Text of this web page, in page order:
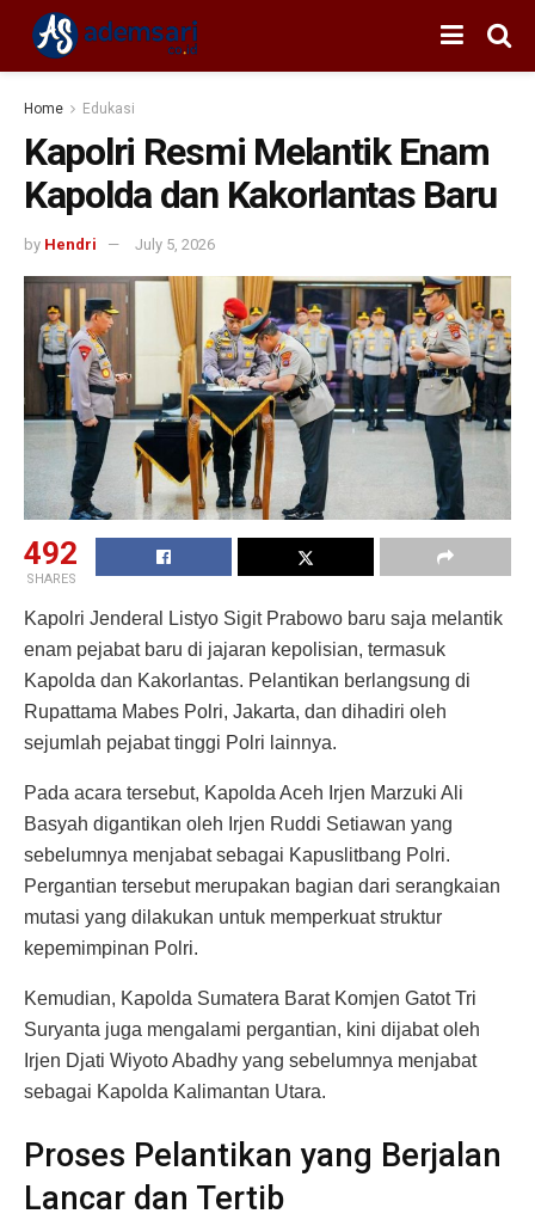
Home Edukasi
Kapolri Resmi Melantik Enam
Kapolda dan Kakorlantas Baru
by Hendri July 5, 2026
492
SHARES
Kapolri Jenderal Listyo Sigit Prabowo baru saja melantik
enam pejabat baru di jajaran kepolisian, termasuk
Kapolda dan Kakorlantas. Pelantikan berlangsung di
Rupattama Mabes Polri, Jakarta, dan dihadiri oleh
sejumlah pejabat tinggi Polri lainnya.
Pada acara tersebut, Kapolda Aceh Irjen Marzuki Ali
Basyah digantikan oleh Irjen Ruddi Setiawan yang
sebelumnya menjabat sebagai Kapuslitbang Polri.
Pergantian tersebut merupakan bagian dari serangkaian
mutasi yang dilakukan untuk memperkuat struktur
kepemimpinan Polri.
Kemudian, Kapolda Sumatera Barat Komjen Gatot Tri
Suryanta juga mengalami pergantian, kini dijabat oleh
Irjen Djati Wiyoto Abadhy yang sebelumnya menjabat
sebagai Kapolda Kalimantan Utara.
Proses Pelantikan yang Berjalan
Lancar dan Tertib